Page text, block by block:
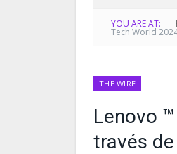
YOU ARE AT:
Tech World
THE WIRE
Lenovo
través